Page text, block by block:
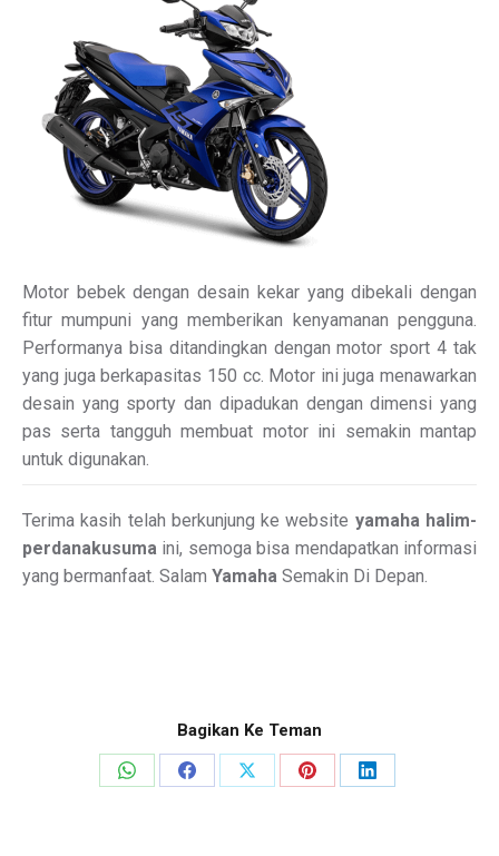
Motor bebek dengan desain kekar yang dibekali dengan
fitur mumpuni yang memberikan kenyamanan pengguna.
Performanya bisa ditandingkan dengan motor sport 4 tak
yang juga berkapasitas 150 cc. Motor ini juga menawarkan
desain yang sporty dan dipadukan dengan dimensi yang
pas serta tangguh membuat motor ini semakin mantap
untuk digunakan.
Terima kasih telah berkunjung ke website yamaha halim-
perdanakusuma ini, semoga bisa mendapatkan informasi
yang bermanfaat. Salam Yamaha Semakin Di Depan.
Bagikan Ke Teman
Share
Share
Share
Share
Share